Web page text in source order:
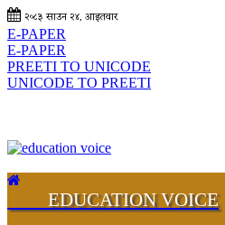
२०८३ साउन २४, आइतवार
E-PAPER
E-PAPER
PREETI TO UNICODE
UNICODE TO PREETI
EDUCATION VOICE